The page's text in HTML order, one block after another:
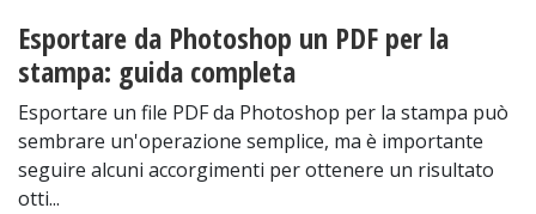
Esportare da Photoshop un PDF per la
stampa: guida completa
Esportare un file PDF da Photoshop per la stampa può
sembrare un'operazione semplice, ma è importante
seguire alcuni accorgimenti per ottenere un risultato
otti...